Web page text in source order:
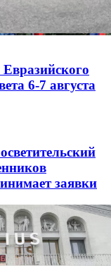
6-7 августа
заявки